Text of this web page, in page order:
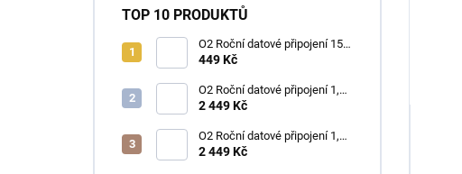
TOP 10 PRODUKTŮ
O2 Roční datové připojení 15
GB
449 Kč
O2 Roční datové připojení 1,2
TB
2 449 Kč
O2 Roční datové připojení 1,2
TB
2 449 Kč